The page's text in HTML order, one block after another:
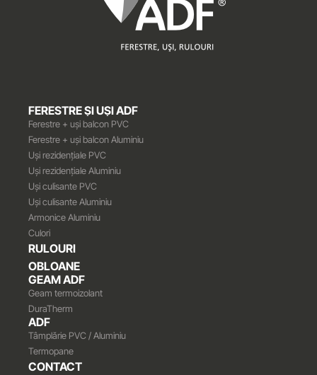
FERESTRE ȘI UȘI ADF
Ferestre + uși balcon PVC
Ferestre + uși balcon Aluminiu
Uși rezidențiale PVC
Uși rezidențiale Aluminiu
Uși culisante PVC
Uși culisante Aluminiu
Armonice Aluminiu
Culori
RULOURI
OBLOANE
GEAM ADF
Geam termoizolant
DuraTherm
ADF
Tâmplărie PVC / Aluminiu
Termopane
CONTACT